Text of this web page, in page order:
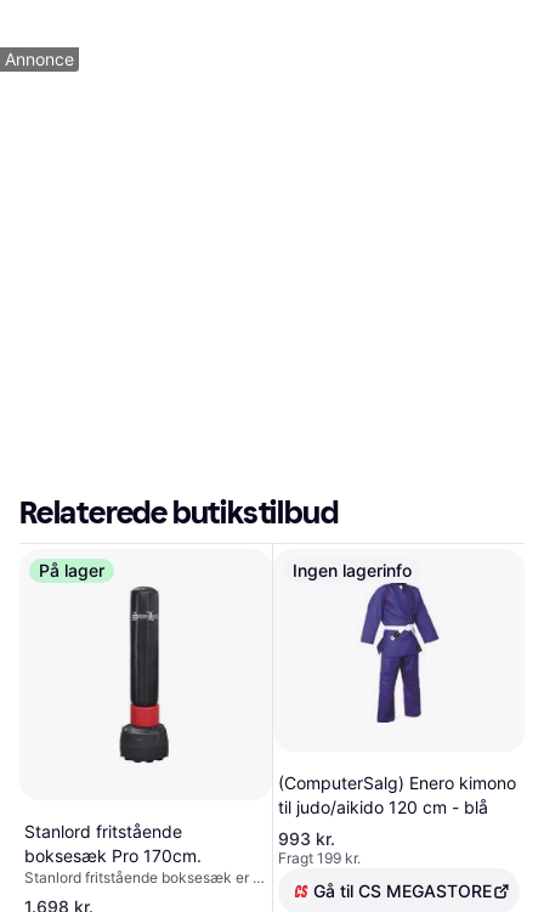
Annonce
Relaterede butikstilbud
På lager
Stanlord fritstående
boksesæk Pro 170cm.
Stanlord fritstående boksesæk er i
2024 kåret til "bedst i test" i
1.698 kr.
Ingen lagerinfo
(ComputerSalg) Enero kimono
til judo/aikido 120 cm - blå
993 kr.
Fragt 199 kr.
Gå til CS MEGASTORE